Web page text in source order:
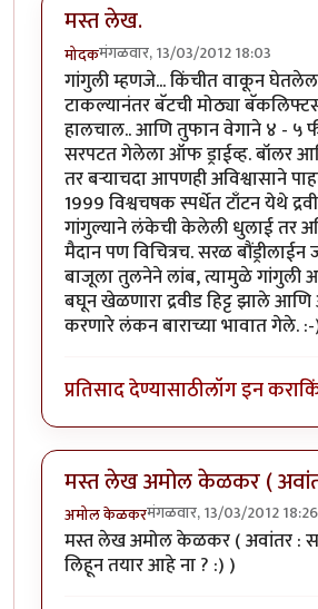
मस्त लेख.
मोदकमंगळवार, 13/03/2012 18:03
गांगुली म्हणजे... किंचीत वाकून
टाकल्यानंतर बॅटची मोठ्या
हालचाल.. आणि तुफान वेगाने ४ - ५
सरपटत गेलेला ऑफ ड्राईव्ह. बॉलर
तर बर्‍याचदा आपणही अविश्वासाने
1999 विश्वचषक स्पर्धेत टाँटन येथे
गांगुल्याने लंकेची केलेली धुलाई तर
मैदान पण विचित्रच. सरळ
बाजूला तुलनेने लांब, त्यामुळे गांगुली
बघून खेळणारा द्रवीड हिट्ट झाले आणि
करणारे लंकन बाराच्या भावात गेले.
प्रतिसाद देण्यासाठीलॉग इन करा
मस्त लेख अमोल केळकर (
अमोल केळकरमंगळवार, 13/03/2012 18:26
मस्त लेख अमोल केळकर ( अवांतर :
लिहून तयार आहे ना ? :) )